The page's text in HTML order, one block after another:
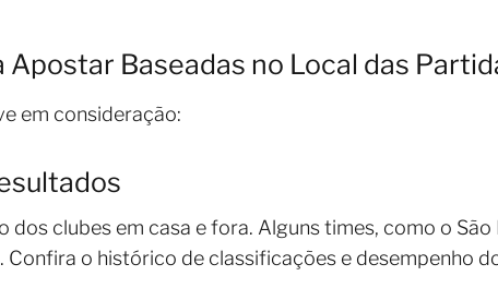
Baseadas no Local das
em consideração:
dos clubes em casa e fora. Alguns times, como o
Confira o histórico de classificações e desempenho